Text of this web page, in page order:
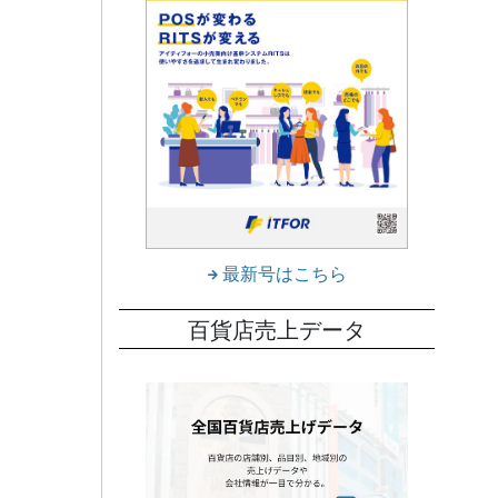
最新号はこちら
百貨店売上データ